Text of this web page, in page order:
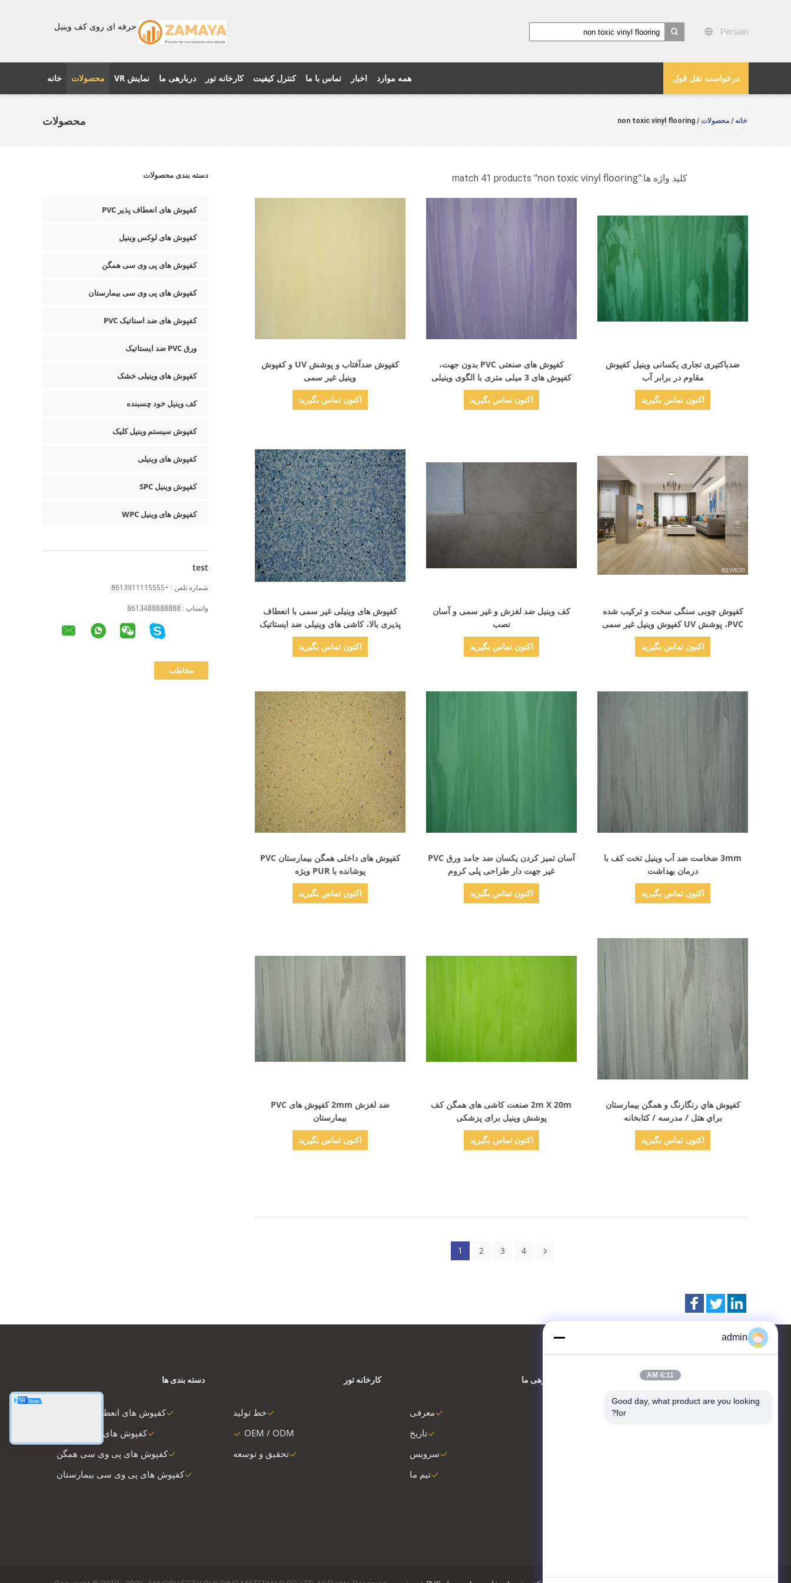
حرفه ای روی کف وینیل
Persian
درخواست نقل قول خانه محصولات نمایش VR دربارهی ما کارخانه تور کنترل کیفیت تماس با ما اخبار همه موارد
محصولات خانه /محصولات/ non toxic vinyl flooring
دسته بندی محصولات
کفپوش های انعطاف پذیر PVC
کفپوش های لوکس وینیل
کفپوش های پی وی سی همگن
کفپوش های پی وی سی بیمارستان
کفپوش های ضد استاتیک PVC
ورق PVC ضد ایستاتیک
کفپوش های وینیلی خشک
کف وینیل خود چسبنده
کفپوش سیستم وینیل کلیک
کفپوش های وینیلی
کفپوش وینیل SPC
کفپوش های وینیل WPC
test
شماره تلفن : +8613911115555
واتساپ :
کلید واژه ها:"non toxic vinyl flooring"
کفپوش ضدآفتاب و پوشش UV و کفپوش
وینیل غیر سمی
اکنون تماس بگیرید
کفپوش های صنعتی PVC بدون جهت،
کفپوش های 3 میلی متری با الگوی وینیلی
اکنون تماس بگیرید
ضدباکتیری تجاری یکسانی وینیل کفپوش
مقاوم در برابر آب
اکنون تماس بگیرید
کفپوش های وینیلی غیر سمی با انعطاف
پذیری بالا، کاشی های وینیلی ضد ایستاتیک
PVC
اکنون تماس بگیرید
کف وینیل ضد لغزش و غیر سمی و آسان
نصب
اکنون تماس بگیرید
نمایش جزئیات
کفپوش چوبی سنگی سخت و ترکیب شده
PVC، پوشش UV کفپوش وینیل غیر سمی
اکنون تماس بگیرید
نمایش جزئیات
کفپوش های داخلی همگن بیمارستان PVC
پوشانده با PUR ویژه
اکنون تماس بگیرید
آسان تمیز کردن یکسان ضد جامد ورق PVC
غیر جهت دار طراحی پلی کروم
اکنون تماس بگیرید
نمایش جزئیات
3mm ضخامت ضد آب وینیل تخت کف با
درمان بهداشت
اکنون تماس بگیرید
ضد لغزش 2mm کفپوش های PVC
بیمارستان
اکنون تماس بگیرید
2m X 20m صنعت کاشی های همگن کف
پوشش وینیل برای پزشکی
اکنون تماس بگیرید
نمایش جزئیات
کفپوش هاي رنگارنگ و همگن بيمارستان
براي هتل / مدرسه / کتابخانه
اکنون تماس بگیرید
1 2 3 4
دسته بندی ها
کفپوش های انعطاف پذیر PVC
کفپوش های لوکس وینیل
کفپوش های پی وی سی همگن
کفپوش های پی وی سی بیمارستان
کارخانه تور
خط تولید
OEM / ODM
تحقیق و توسعه
دربارهی ما
معرفی
تاریخ
سرویس
تیم ما
JIANGSU ESTY BUILDING
admin
4:11 AM
Good day, what product are you looking
for?